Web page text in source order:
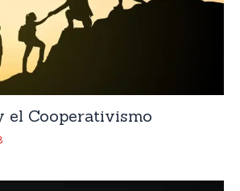
el Cooperativismo